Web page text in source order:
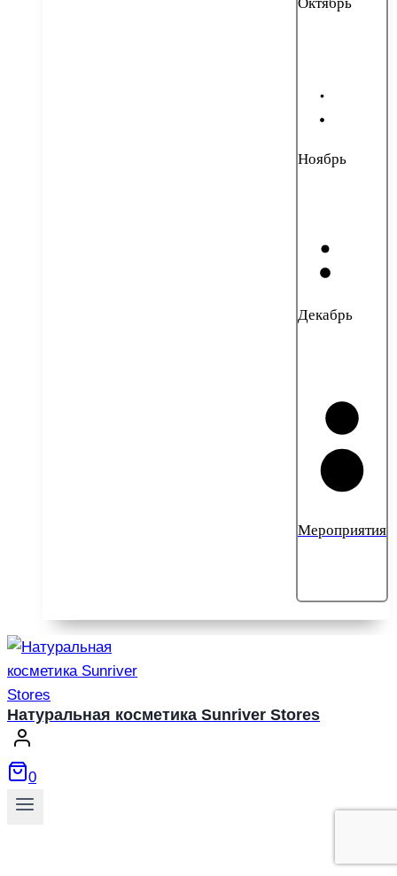
Ноябрь
Декабрь
Мероприятия
Натуральная косметика Sunriver Stores
0